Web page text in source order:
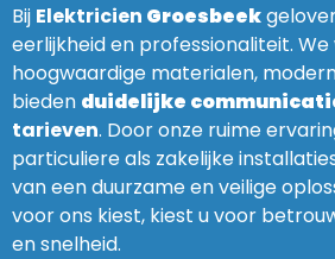
Bij Elektricien Groesbeek
eerlijkheid en professionaliteit.
hoogwaardige materialen,
bieden duidelijke
tarieven. Door onze ruime
particuliere als zakelijke
van een duurzame en veilige
voor ons kiest, kiest u voor
en snelheid.